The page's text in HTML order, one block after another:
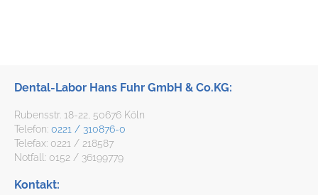
Dental-Labor Hans Fuhr GmbH & Co.KG:
Rubensstr. 18-22, 50676 Köln
Telefon: 0221 / 310876-0
Telefax: 0221 / 218587
Notfall: 0152 / 36199779
Kontakt: